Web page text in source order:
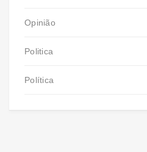
Opinião
Politica
Política